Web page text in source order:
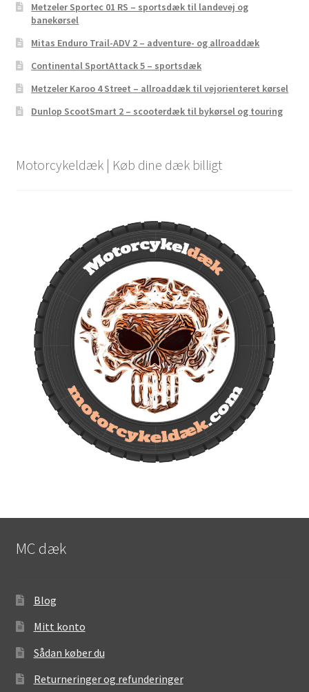
Metzeler Sportec 01 RS – sportsdæk til landevej og
banekørsel
Mitas Enduro Trail-ADV 2 – adventure- og allroaddæk
Continental SportAttack 5 – sportsdæk
Metzeler Karoo 4 Street – allroaddæk til vejorienteret kørsel
Dunlop ScootSmart 2 – scooterdæk til bykørsel og touring
Motorcykeldæk | Køb dine dæk billigt
MC dæk
Blog
Mitt konto
Sådan køber du
Returneringer og refunderinger